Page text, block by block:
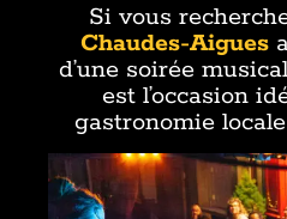
Si vous
Chaudes-Aigues
d’une soirée
est l’occasion
gastronomie